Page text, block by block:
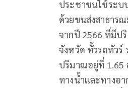
ประชาชนใช้ระบ
ด้วยขนส่งสาธาร
จากปี 2566 ที่มีป
จังหวัด ทั้วรถทัวร์
ปริมาณอยู่ที่ 1.65
ทางน้ำและทางอ